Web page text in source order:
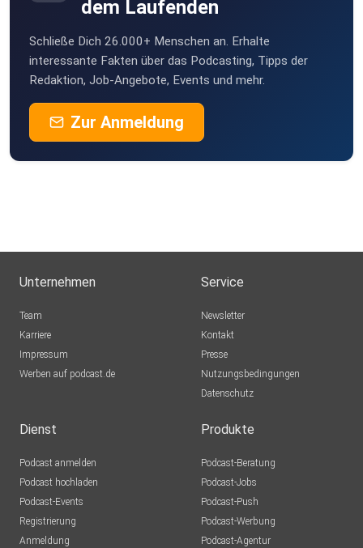
Bei Fragen oder Hinweisen zur aktuellen Folge schreibt mir
gerne
ein Email unter podcast@doc-on-air-com
#notfallmedizin #ersthilfe #teambuilding #alleswirdgut
---
dem Laufenden
Schließe Dich 26.000+ Menschen an. Erhalte
interessante Fakten über das Podcasting, Tipps der
Redaktion, Job-Angebote, Events und mehr.
Zur Anmeldung
Unternehmen
Team
Karriere
Impressum
Werben auf podcast.de
Service
Newsletter
Kontakt
Presse
Nutzungsbedingungen
Datenschutz
Dienst
Podcast anmelden
Podcast hochladen
Podcast-Events
Registrierung
Anmeldung
Produkte
Podcast-Beratung
Podcast-Jobs
Podcast-Push
Podcast-Werbung
Podcast-Agentur